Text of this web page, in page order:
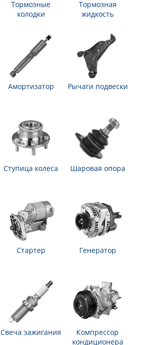
Тормозные
колодки
Тормозная
жидкость
Амортизатор Рычаги подвески
Ступица колеса Шаровая опора
Стартер Генератор
Свеча зажигания
Компрессор
кондиционера